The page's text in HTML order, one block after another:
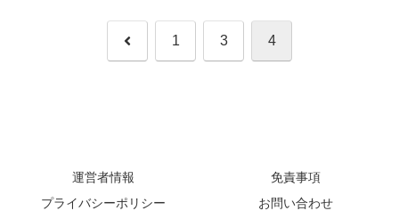
前 1 3 4
運営者情報
免責事項
プライバシーポリシー
お問い合わせ